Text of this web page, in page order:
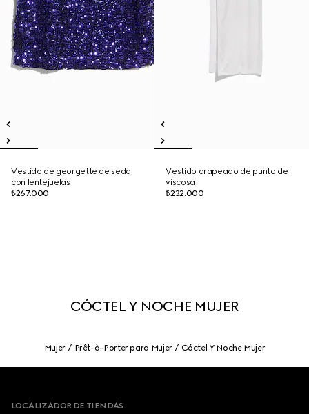
Vestido de georgette de seda
con lentejuelas
₺267.000
Vestido drapeado de punto de
viscosa
₺232.000
CÓCTEL Y NOCHE MUJER
Mujer Prêt-à-Porter para Mujer Cóctel Y Noche Mujer
LOCALIZADOR DE TIENDAS